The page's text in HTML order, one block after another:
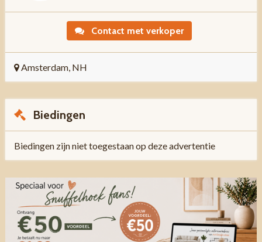
Contact met verkoper
Amsterdam, NH
Biedingen
Biedingen zijn niet toegestaan op deze advertentie